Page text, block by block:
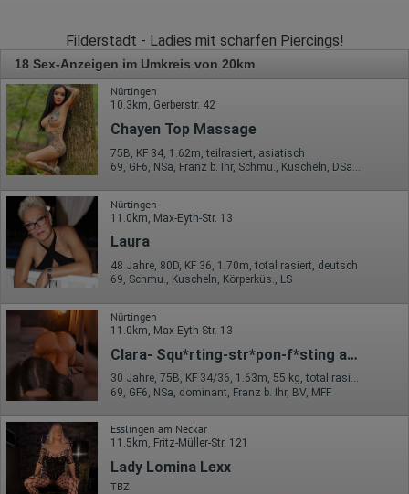
Filderstadt - Ladies mit scharfen Piercings!
18 Sex-Anzeigen im Umkreis von 20km
Nürtingen
10.3km, Gerberstr. 42
Chayen Top Massage
75B, KF 34, 1.62m, teilrasiert, asiatisch
69, GF6, NSa, Franz b. Ihr, Schmu., Kuscheln, DSa, DSp
Nürtingen
11.0km, Max-Eyth-Str. 13
Laura
48 Jahre, 80D, KF 36, 1.70m, total rasiert, deutsch
69, Schmu., Kuscheln, Körperküs., LS
Nürtingen
11.0km, Max-Eyth-Str. 13
Clara- Squ*rting-str*pon-f*sting aktiv!
30 Jahre, 75B, KF 34/36, 1.63m, 55 kg, total rasiert, osteuropäisch
69, GF6, NSa, dominant, Franz b. Ihr, BV, MFF
Esslingen am Neckar
11.5km, Fritz-Müller-Str. 121
Lady Lomina Lexx
TBZ